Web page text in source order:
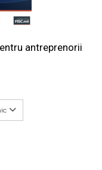
antreprenorii